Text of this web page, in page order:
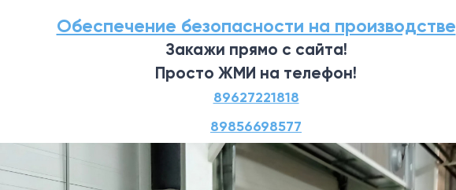
Обеспечение безопасности на производстве
Закажи прямо с сайта!
Просто ЖМИ на телефон!